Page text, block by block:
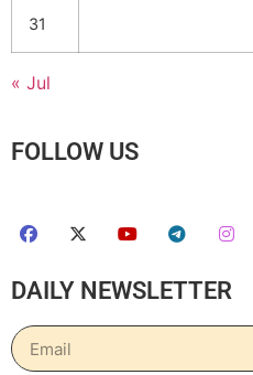
31
« Jul
FOLLOW US
DAILY NEWSLETTER